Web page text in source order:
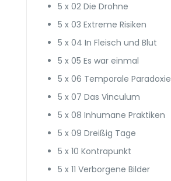
5 x 02 Die Drohne
5 x 03 Extreme Risiken
5 x 04 In Fleisch und Blut
5 x 05 Es war einmal
5 x 06 Temporale Paradoxie
5 x 07 Das Vinculum
5 x 08 Inhumane Praktiken
5 x 09 Dreißig Tage
5 x 10 Kontrapunkt
5 x 11 Verborgene Bilder